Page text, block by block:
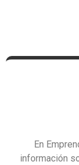
En
información